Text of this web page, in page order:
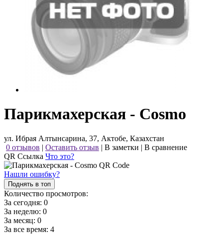
Парикмахерская - Cosmo
ул. Ибрая Алтынсарина, 37, Актобе, Казахстан
0 отзывов | Оставить отзыв | В заметки | В сравнение
QR Ссылка Что это?
Нашли ошибку?
Поднять в топ
Количество просмотров:
За сегодня: 0
За неделю: 0
За месяц: 0
За все время: 4